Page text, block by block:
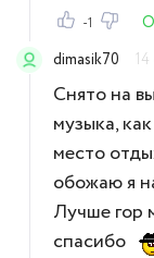
-1
dimasik70
Снято на
музыка,
место
обожаю я
Лучше гор
спасибо